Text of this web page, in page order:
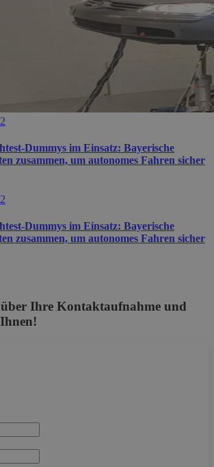
Dummys im Einsatz: Bayerische
zusammen, um autonomes Fahren sicher
Dummys im Einsatz: Bayerische
zusammen, um autonomes Fahren sicher
Ihre Kontaktaufnahme und